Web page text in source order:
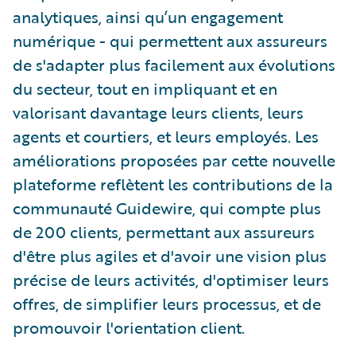
analytiques, ainsi qu’un engagement
numérique - qui permettent aux assureurs
de s'adapter plus facilement aux évolutions
du secteur, tout en impliquant et en
valorisant davantage leurs clients, leurs
agents et courtiers, et leurs employés. Les
améliorations proposées par cette nouvelle
plateforme reflètent les contributions de la
communauté Guidewire, qui compte plus
de 200 clients, permettant aux assureurs
d'être plus agiles et d'avoir une vision plus
précise de leurs activités, d'optimiser leurs
offres, de simplifier leurs processus, et de
promouvoir l'orientation client.